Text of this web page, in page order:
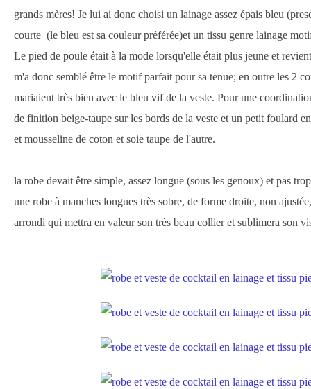
grands mères! Je lui ai donc choisi un lainage assez épais bleu
courte (le bleu est sa couleur préférée)et un tissu genre lainage
Le pied de poule était à la mode lorsqu'elle était plus jeune et
m'a donc semblé être le motif parfait pour sa tenue; en outre les 2
mariaient très bien avec le bleu vif de la veste. Pour une
de finition beige-taupe sur les bords de la veste et un petit foulard
et mousseline de coton et soie taupe de l'autre.
la robe devait être simple, assez longue (sous les genoux) et pas
une robe à manches longues très sobre, de forme droite, non
arrondi qui mettra en valeur son très beau collier et sublimera son